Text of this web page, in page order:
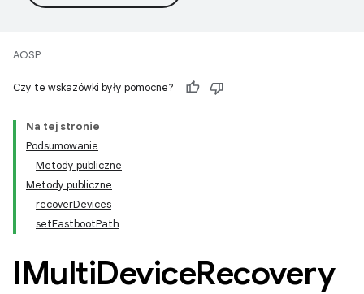
AOSP
Czy te wskazówki były pomocne?
Na tej stronie
Podsumowanie
Metody publiczne
Metody publiczne
recoverDevices
setFastbootPath
IMultiDeviceRecovery